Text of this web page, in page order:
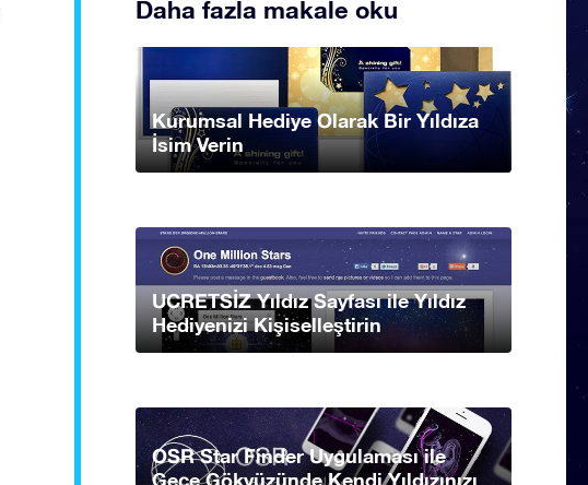
Daha fazla makale oku
Kurumsal Hediye Olarak Bir Yıldıza
İsim Verin
UCRETSİZ Yıldız Sayfası ile Yıldız
Hediyenizi Kişiselleştirin
OSR Star Finder Uygulaması ile
Gece Gökyüzünde Kendi Yıldızınızı